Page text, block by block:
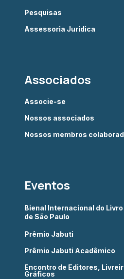
Pesquisas
Assessoria Jurídica
Associados
Associe-se
Nossos associados
Nossos membros
Eventos
Bienal Internacional do Livro
de São Paulo
Prêmio Jabuti
Prêmio Jabuti Acadêmico
Encontro de Editores,
Gráficos